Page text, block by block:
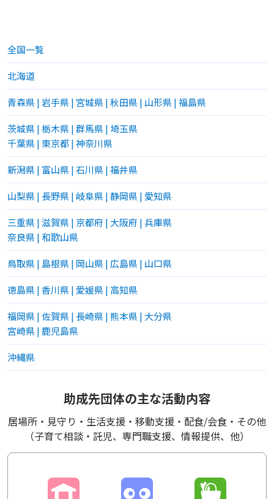
全国一覧
北海道
青森県|岩手県| 宮城県|秋田県| 山形県|福島県
茨城県|栃木県|群馬県| 埼玉県
千葉県| 東京都|神奈川県
新潟県| 富山県|石川県|福井県
山梨県| 長野県| 岐阜県|静岡県| 愛知県
三重県|滋賀県| 京都府 | 大阪府 |兵庫県
奈良県|和歌山県
鳥取県| 島根県| 岡山県| 広島県| 山口県
徳島県|香川県| 愛媛県| 高知県
福岡県|佐賀県| 長崎県|熊本県| 大分県
宮崎県| 鹿児島県
沖縄県
助成先団体の主な活動内容
居場所・見守り・生活支援・移動支援・配食/会食・その他
（子育て相談・託児、専門職支援、情報提供、他）